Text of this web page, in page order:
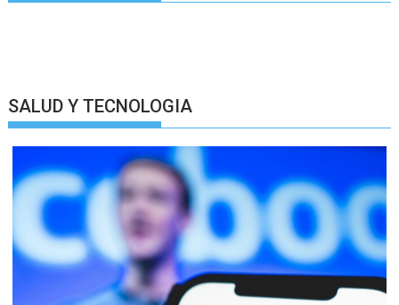
SALUD Y TECNOLOGIA